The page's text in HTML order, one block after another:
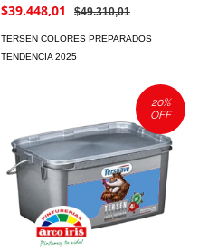
$39.448,01
$49.310,01
TERSEN COLORES PREPARADOS
TENDENCIA 2025
20%
OFF